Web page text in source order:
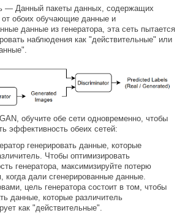
— Данный пакеты данных, содержащих
обоих обучающие данные и
данные из генератора, эта сеть пытается
наблюдения как "действительные" или
обучите обе сети одновременно, чтобы
эффективность обеих сетей:
генерировать данные, которые
Чтобы оптимизировать
генератора, максимизируйте потерю
когда дали сгенерированные данные.
цель генератора состоит в том, чтобы
данные, которые различитель
как "действительные".